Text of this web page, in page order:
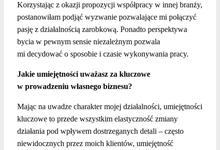
Korzystając z okazji propozycji współpracy w innej branży,
postanowiłam podjąć wyzwanie pozwalające mi połączyć
pasję z działalnością zarobkową. Ponadto perspektywa
bycia w pewnym sensie niezależnym pozwala
mi decydować o sposobie i czasie wykonywania pracy.
Jakie umiejętności uważasz za kluczowe
w prowadzeniu własnego biznesu?
Mając na uwadze charakter mojej działalności, umiejętności
kluczowe to przede wszystkim elastyczność zmiany
działania pod wpływem dostrzeganych detali – często
niewidocznych przez moich klientów, umiejętność